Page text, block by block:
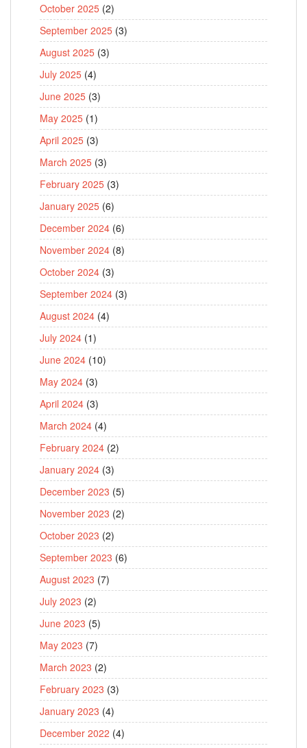
October 2025 (2)
September 2025 (3)
August 2025 (3)
July 2025 (4)
June 2025 (3)
May 2025 (1)
April 2025 (3)
March 2025 (3)
February 2025 (3)
January 2025 (6)
December 2024 (6)
November 2024 (8)
October 2024 (3)
September 2024 (3)
August 2024 (4)
July 2024 (1)
June 2024 (10)
May 2024 (3)
April 2024 (3)
March 2024 (4)
February 2024 (2)
January 2024 (3)
December 2023 (5)
November 2023 (2)
October 2023 (2)
September 2023 (6)
August 2023 (7)
July 2023 (2)
June 2023 (5)
May 2023 (7)
March 2023 (2)
February 2023 (3)
January 2023 (4)
December 2022 (4)